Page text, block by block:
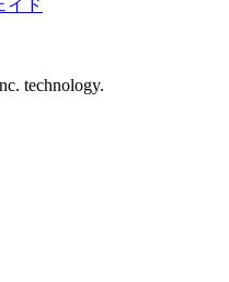
イド
technology.